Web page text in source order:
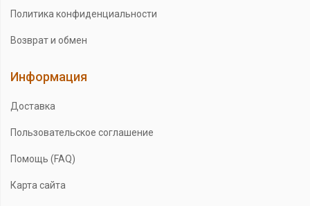
Политика конфиденциальности
Возврат и обмен
Информация
Доставка
Пользовательское соглашение
Помощь (FAQ)
Карта сайта